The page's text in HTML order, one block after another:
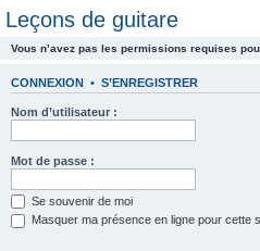
Leçons de guitare
Vous n’avez pas les permissions requises
CONNEXION • S’ENREGISTRER
Nom d’utilisateur :
Mot de passe :
Se souvenir de moi
Masquer ma présence en ligne pour cette